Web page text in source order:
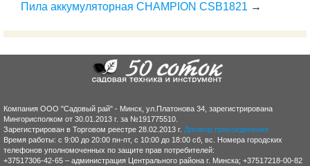
Пила аккумуляторная CHAMPION CSB1821 →
Компания ООО "Садовый рай" - Минск, ул.Платонова 34, зарегистрирована
Мингорисполком от 30.01.2013 г. за №191775510.
Зарегистрирован в Торговом реестре 28.02.2013 г. Договор присоединения
Время работы: с 9:00 до 20:00 пн-пт, с 10:00 до 18:00 сб, вс. Номера городских
телефонов уполномоченных по защите прав потребителей:
+37517306-42-65 – администрация Центрального района г. Минска; +37517218-00-82